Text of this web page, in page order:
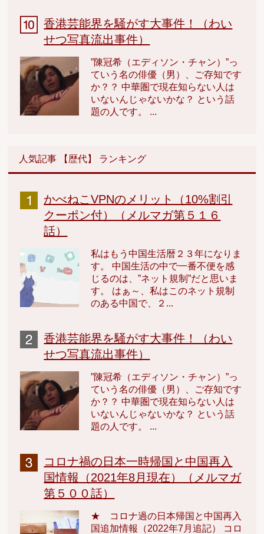
香港芸能界を騒がす大事件！（わい
せつ写真流出事件）
”陳冠希（エディソン・チャン）”っ
ていう名の俳優（男）、ご存知です
か？？ 中華圏で現在知らない人は
いないんじゃないかな？ という話
題の人です。 ...
人気記事 【歴代】 ランキング
かべねこVPNのメリット（10%割引
クーポン付）（メルマガ第５１６
話）
私はもう中国生活暦２３年になりま
す。 中国生活の中で一番不便を感
じるのは、”ネット規制”だと思いま
す。 はぁ～、私はこのネット規制
のある中国で、２...
香港芸能界を騒がす大事件！（わい
せつ写真流出事件）
”陳冠希（エディソン・チャン）”っ
ていう名の俳優（男）、ご存知です
か？？ 中華圏で現在知らない人は
いないんじゃないかな？ という話
題の人です。 ...
コロナ禍の日本一時帰国と中国再入
国情報（2021年8月現在）（メルマガ
第５００話）
★ コロナ過の日本帰国と中国再入
国追加情報（2022年7月追記） コロ